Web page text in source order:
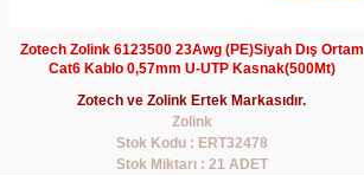
Zotech Zolink 6123500 23Awg (PE)Siyah Dış Ortam
Cat6 Kablo 0,57mm U-UTP Kasnak(500Mt)
Zotech ve Zolink Ertek Markasıdır.
Zolink
Stok Kodu : ERT32478
Stok Miktarı : 21 ADET